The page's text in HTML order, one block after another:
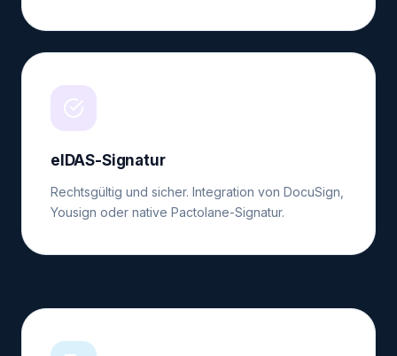
eIDAS-Signatur
Rechtsgültig und sicher. Integration von DocuSign,
Yousign oder native Pactolane-Signatur.